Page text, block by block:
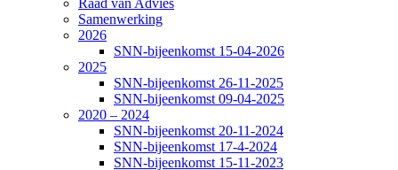
Raad van Advies
Samenwerking
2026
SNN-bijeenkomst 15-04-2026
2025
SNN-bijeenkomst 26-11-2025
SNN-bijeenkomst 09-04-2025
2020 – 2024
SNN-bijeenkomst 20-11-2024
SNN-bijeenkomst 17-4-2024
SNN-bijeenkomst 15-11-2023